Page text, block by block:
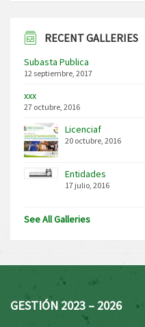
RECENT GALLERIES
Subasta Publica
12 septiembre, 2017
xxx
27 octubre, 2016
Licenciaf
20 octubre, 2016
Entidades
17 julio, 2016
See All Galleries
GESTIÓN 2023 – 2026